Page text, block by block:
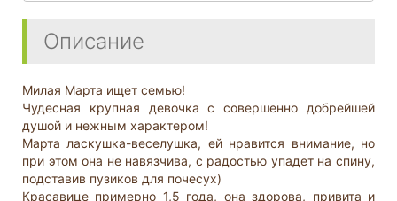
Описание
Милая Марта ищет семью!
Чудесная крупная девочка с совершенно добрейшей
душой и нежным характером!
Марта ласкушка-веселушка, ей нравится внимание, но
при этом она не навязчива, с радостью упадет на спину,
подставив пузиков для почесух)
Красавице примерно 1,5 года, она здорова, привита и